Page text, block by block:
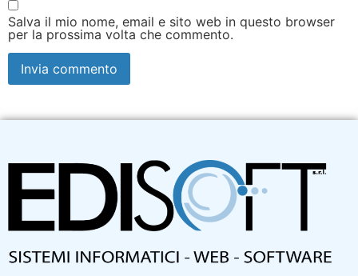
Salva il mio nome, email e sito web in questo browser
per la prossima volta che commento.